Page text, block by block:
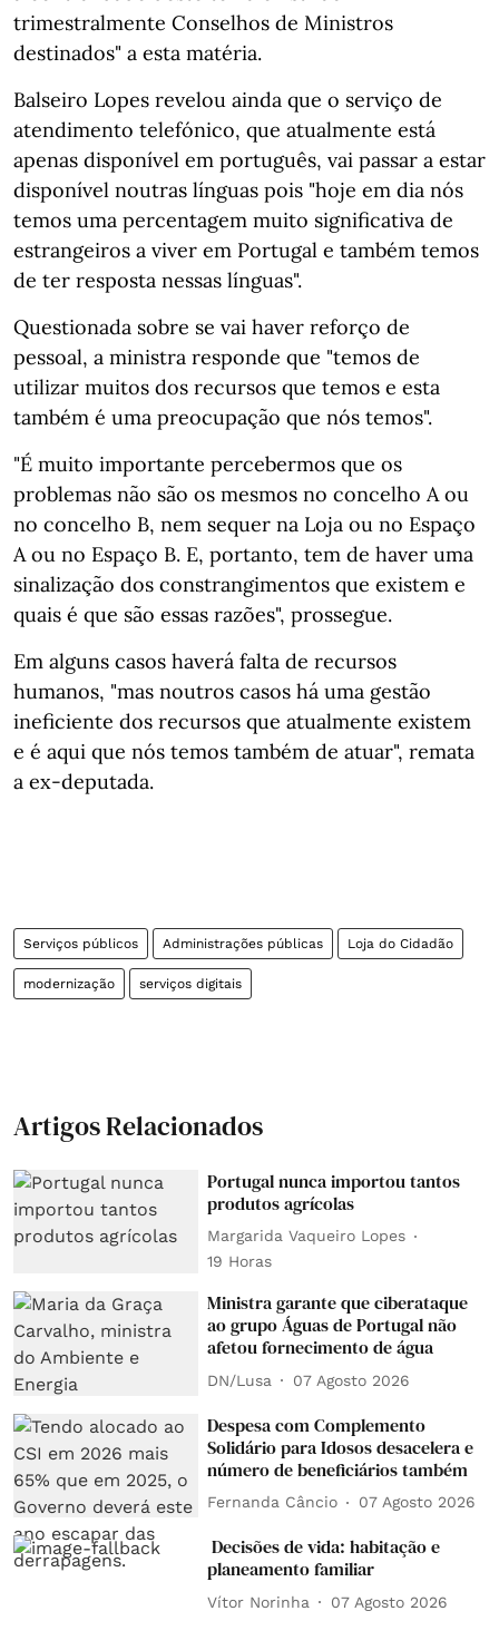
trimestralmente Conselhos de Ministros
destinados" a esta matéria.
Balseiro Lopes revelou ainda que o serviço de
atendimento telefónico, que atualmente está
apenas disponível em português, vai passar a estar
disponível noutras línguas pois "hoje em dia nós
temos uma percentagem muito significativa de
estrangeiros a viver em Portugal e também temos
de ter resposta nessas línguas".
Questionada sobre se vai haver reforço de
pessoal, a ministra responde que "temos de
utilizar muitos dos recursos que temos e esta
também é uma preocupação que nós temos".
"É muito importante percebermos que os
problemas não são os mesmos no concelho A ou
no concelho B, nem sequer na Loja ou no Espaço
A ou no Espaço B. E, portanto, tem de haver uma
sinalização dos constrangimentos que existem e
quais é que são essas razões", prossegue.
Em alguns casos haverá falta de recursos
humanos, "mas noutros casos há uma gestão
ineficiente dos recursos que atualmente existem
e é aqui que nós temos também de atuar", remata
a ex-deputada.
Serviços públicos Administrações públicas Loja do Cidadão
modernização serviços digitais
Artigos Relacionados
Portugal nunca importou tantos
produtos agrícolas
Margarida Vaqueiro Lopes
19 Horas
Ministra garante que ciberataque
ao grupo Águas de Portugal não
afetou fornecimento de água
DN/Lusa 07 Agosto 2026
Despesa com Complemento
Solidário para Idosos desacelera e
número de beneficiários também
Fernanda Câncio 07 Agosto 2026
Decisões de vida: habitação e
planeamento familiar
Vítor Norinha 07 Agosto 2026